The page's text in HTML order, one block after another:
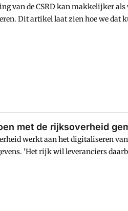
van de CSRD kan makkelijker
Dit artikel laat zien hoe we dat
met de rijksoverheid
werkt aan het digitaliseren
'Het rijk wil leveranciers